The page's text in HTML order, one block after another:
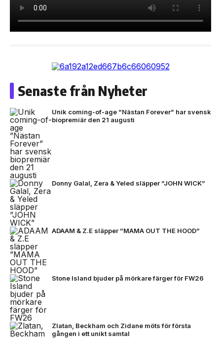
Senaste från Nyheter
Unik coming-of-age ”Nästan Forever” har svensk
biopremiär den 21 augusti
Donny Galal, Zera & Yeled släpper ”JOHN WICK”
ADAAM & Z.E släpper ”MAMA OUT THE HOOD”
Stone Island bjuder på mörkare färger för FW26
Zlatan, Beckham och Zidane möts för första
gången i ett unikt samtal